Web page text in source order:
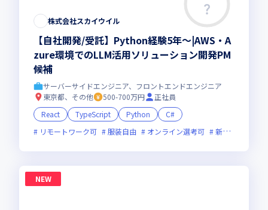
株式会社スカイウイル
【自社開発/受託】Python経験5年～|AWS・A
zure環境でのLLM活用ソリューション開発PM
候補
サーバーサイドエンジニア、フロントエンドエンジニア
東京都、その他
500-700万円
正社員
React
TypeScript Python
C#
リモートワーク可
服装自由 オンライン選考可 新規立ち上げ
NEW